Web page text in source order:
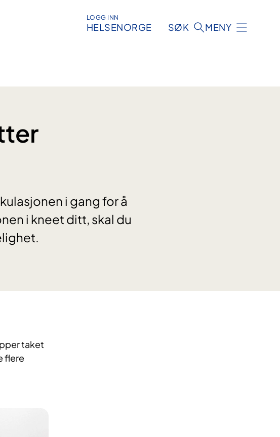
LOGG INN
HELSENORGE SØK MENY
i gang for å
i kneet ditt, skal du
taket
flere